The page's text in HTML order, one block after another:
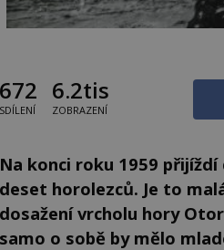
672
SDÍLENÍ
6.2tis
ZOBRAZENÍ
Na konci roku 1959
deset horolezců. Je to
dosažení vrcholu hory
samo o sobě by mělo